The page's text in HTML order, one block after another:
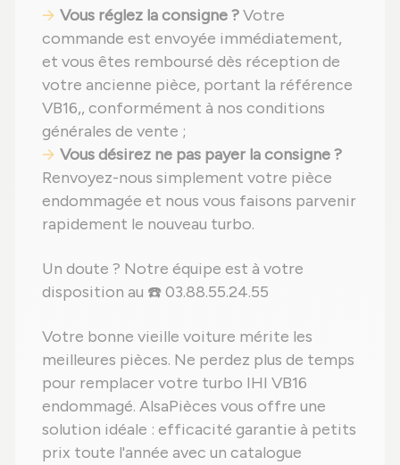
Vous réglez la consigne ?Votre
commande est envoyée immédiatement,
et vous êtes remboursé dès réception de
votre ancienne pièce, portant la référence
VB16,, conformément à nos conditions
générales de vente ;
Vous désirez ne pas payer la consigne ?
Renvoyez-nous simplement votre pièce
endommagée et nous vous faisons parvenir
rapidement le nouveau turbo.
Un doute ? Notre équipe est à votre
disposition au ☎️ 03.88.55.24.55
Votre bonne vieille voiture mérite les
meilleures pièces. Ne perdez plus de temps
pour remplacer votre turbo IHI VB16
endommagé. AlsaPièces vous offre une
solution idéale : efficacité garantie à petits
prix toute l'année avec un catalogue